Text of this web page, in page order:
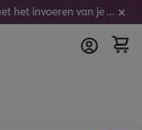
Momenteel kun je problemen ervaren met het invoeren van je stickercodes. We werken er hard aan om dit op te lossen.